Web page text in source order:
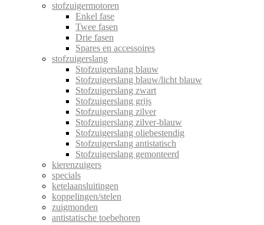
stofzuigermotoren
Enkel fase
Twee fasen
Drie fasen
Spares en accessoires
stofzuigerslang
Stofzuigerslang blauw
Stofzuigerslang blauw/licht blauw
Stofzuigerslang zwart
Stofzuigerslang grijs
Stofzuigerslang zilver
Stofzuigerslang zilver-blauw
Stofzuigerslang oliebestendig
Stofzuigerslang antistatisch
Stofzuigerslang gemonteerd
kierenzuigers
specials
ketelaansluitingen
koppelingen/stelen
zuigmonden
antistatische toebehoren